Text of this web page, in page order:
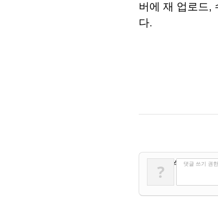
버에 재 업로드,
다.
댓글 쓰기
? 댓글 쓰기 권